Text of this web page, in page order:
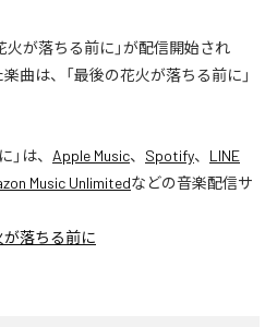
火が落ちる前に」が配信開始され
曲は、「最後の花火が落ちる前に」
」は、 Apple Music、 Spotify、 LINE
Music Unlimitedなどの音楽配信サ
落ちる前に